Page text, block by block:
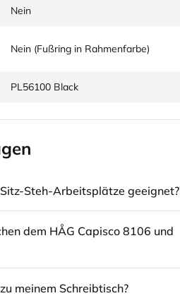
Nein
Nein (Fußring in Rahmenfarbe)
PL56100 Black
Steh-Arbeitsplätze geeignet?
dem HÅG Capisco 8106 und
meinem Schreibtisch?